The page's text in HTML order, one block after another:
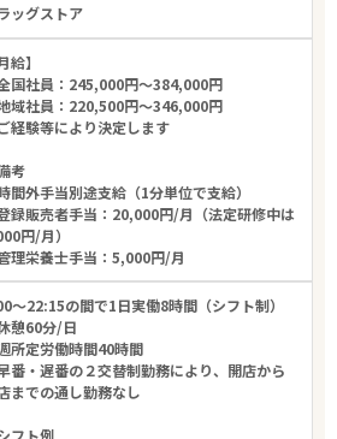
ッグストア
給】
国社員：245,000円～384,000円
域社員：220,500円～346,000円
経験等により決定します
考
間外手当別途支給（1分単位で支給）
録販売者手当：20,000円/月（法定研修中は
円/月）
理栄養士手当：5,000円/月
～22:15の間で1日実働8時間（シフト制）
憩60分/日
所定労働時間40時間
番・遅番の２交替制勤務により、開店から
までの通し勤務なし
フト例